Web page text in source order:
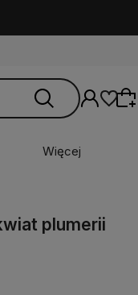
aktualnej
Więcej
plumerii